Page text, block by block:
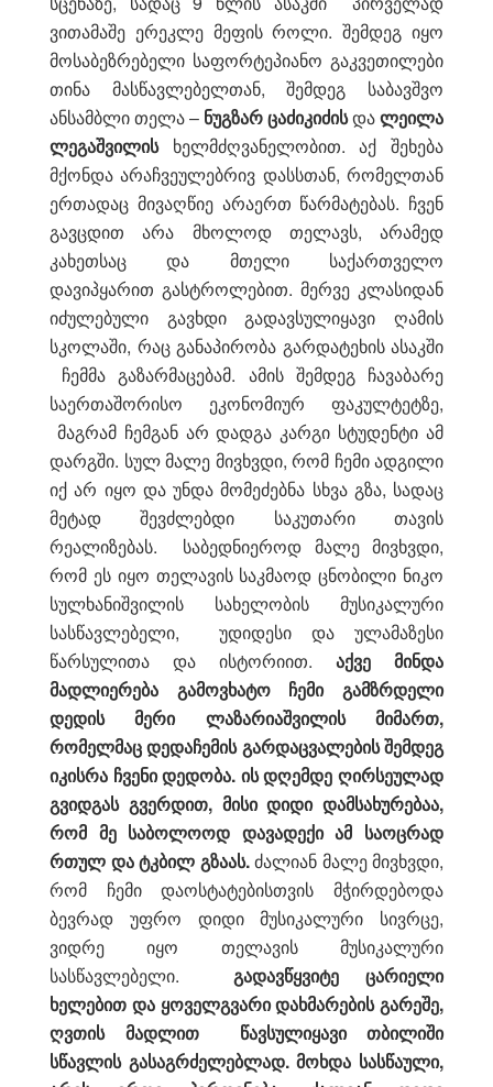
ვითამაშე ერეკლე მეფის როლი. შემდეგ იყო
მოსაბეზრებელი საფორტეპიანო გაკვეთილები
თინა მასწავლებელთან, შემდეგ საბავშვო
ანსამბლი თელა – ნუგზარ ცაძიკიძისდალეილა
ლეგაშვილისხელმძღვანელობით. აქ შეხება
მქონდა არაჩვეულებრივ დასსთან, რომელთან
ერთადაც მივაღწიე არაერთ წარმატებას. ჩვენ
გავცდით არა მხოლოდ თელავს, არამედ
კახეთსაც და მთელი საქართველო
დავიპყარით გასტროლებით. მერვე კლასიდან
იძულებული გავხდი გადავსულიყავი ღამის
სკოლაში, რაც განაპირობა გარდატეხის ასაკში
ჩემმა გაზარმაცებამ. ამის შემდეგ ჩავაბარე
საერთაშორისო ეკონომიურ ფაკულტეტზე,
მაგრამ ჩემგან არ დადგა კარგი სტუდენტი ამ
დარგში. სულ მალე მივხვდი, რომ ჩემი ადგილი
იქ არ იყო და უნდა მომეძებნა სხვა გზა, სადაც
მეტად შევძლებდი საკუთარი თავის
რეალიზებას. საბედნიეროდ მალე მივხვდი,
რომ ეს იყო თელავის საკმაოდ ცნობილი ნიკო
სულხანიშვილის სახელობის მუსიკალური
სასწავლებელი, უდიდესი და ულამაზესი
წარსულითა და ისტორიით. აქვე მინდა
მადლიერება გამოვხატო ჩემი გამზრდელი
დედის მერი ლაზარიაშვილის მიმართ,
რომელმაც დედაჩემის გარდაცვალების შემდეგ
იკისრა ჩვენი დედობა. ის დღემდე ღირსეულად
გვიდგას გვერდით, მისი დიდი დამსახურებაა,
რომ მე საბოლოოდ დავადექი ამ საოცრად
რთულ და ტკბილ გზაას.ძალიან მალე მივხვდი,
რომ ჩემი დაოსტატებისთვის მჭირდებოდა
ბევრად უფრო დიდი მუსიკალური სივრცე,
ვიდრე იყო თელავის მუსიკალური
სასწავლებელი. გადავწყვიტე ცარიელი
ხელებით და ყოველგვარი დახმარების გარეშე,
ღვთის მადლით წავსულიყავი თბილიში
სწავლის გასაგრძელებლად. მოხდა სასწაული,